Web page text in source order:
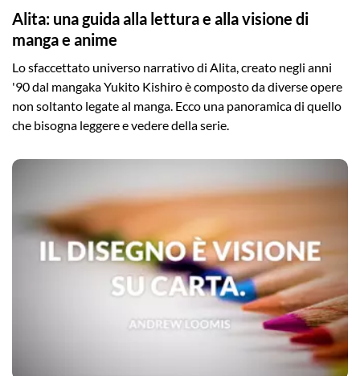
Alita: una guida alla lettura e alla visione di
manga e anime
Lo sfaccettato universo narrativo di Alita, creato negli anni
'90 dal mangaka Yukito Kishiro è composto da diverse opere
non soltanto legate al manga. Ecco una panoramica di quello
che bisogna leggere e vedere della serie.